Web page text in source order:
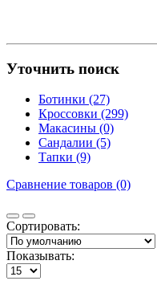
Уточнить поиск
Ботинки (27)
Кроссовки (299)
Макасины (0)
Сандалии (5)
Тапки (9)
Сравнение товаров (0)
Сортировать:
Показывать: